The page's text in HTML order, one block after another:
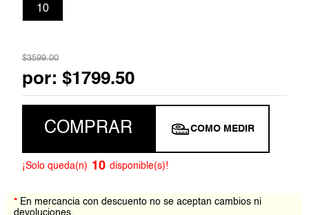
10
$3599.00
por:$1799.50
COMPRAR COMO MEDIR
¡Solo queda(n) 10 disponible(s)!
* En mercancia con descuento no se aceptan cambios ni
devoluciones.
7. jumpsuit
8.
9. playera